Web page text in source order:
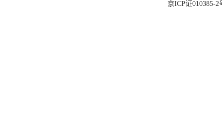
京ICP证010385-2